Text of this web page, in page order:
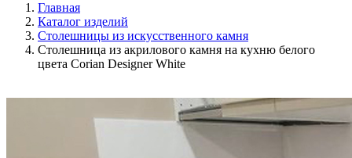
Главная
Каталог изделий
Столешницы из искусственного камня
Столешница из акрилового камня на кухню белого
цвета Corian Designer White